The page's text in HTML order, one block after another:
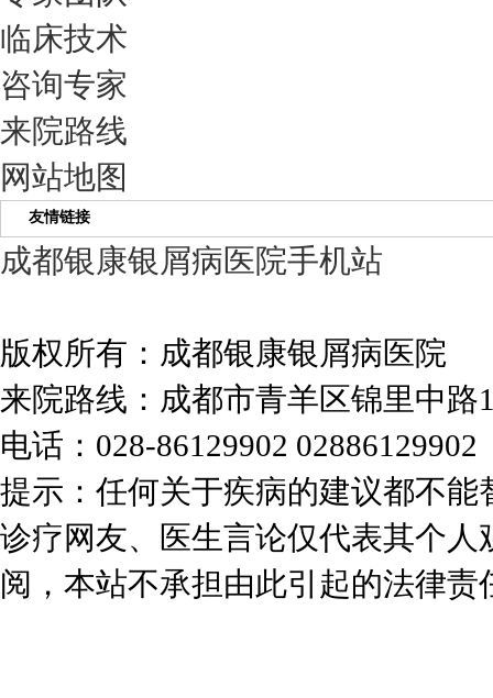
临床技术
咨询专家
来院路线
网站地图
友情链接
成都银康银屑病医院手机站
版权所有：成都银康银屑病医院
来院路线：成都市青羊区锦里中
电话：028-86129902 02886129902
提示：任何关于疾病的建议都不
诊疗网友、医生言论仅代表其个
阅，本站不承担由此引起的法律责